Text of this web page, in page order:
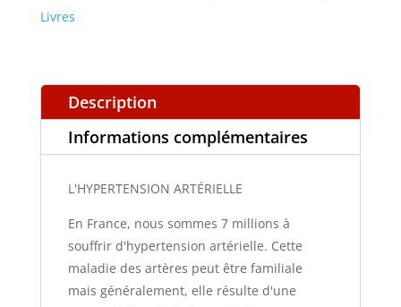
Livres
Description
Informations complémentaires
L'HYPERTENSION ARTÉRIELLE
En France, nous sommes 7 millions à
souffrir d'hypertension artérielle. Cette
maladie des artères peut être familiale
mais généralement, elle résulte d'une